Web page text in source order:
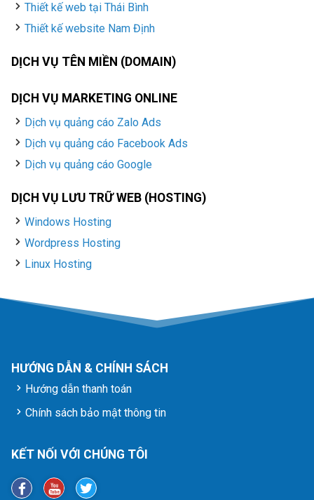
Thiết kế web tại Thái Bình
Thiết kế website Nam Định
DỊCH VỤ TÊN MIỀN (DOMAIN)
DỊCH VỤ MARKETING ONLINE
Dịch vụ quảng cáo Zalo Ads
Dịch vụ quảng cáo Facebook Ads
Dịch vụ quảng cáo Google
DỊCH VỤ LƯU TRỮ WEB (HOSTING)
Windows Hosting
Wordpress Hosting
Linux Hosting
HƯỚNG DẪN & CHÍNH SÁCH
Hướng dẫn thanh toán
Chính sách bảo mật thông tin
KẾT NỐI VỚI CHÚNG TÔI